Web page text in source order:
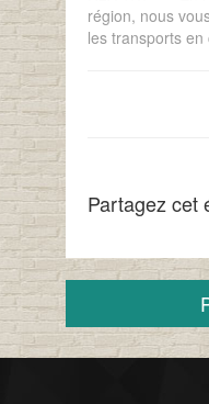
région, nous
les transports en
Partagez cet